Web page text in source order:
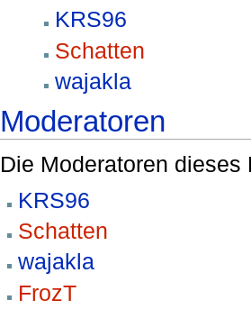
KRS96
Schatten
wajakla
Moderatoren
Die Moderatoren dieses
KRS96
Schatten
wajakla
FrozT